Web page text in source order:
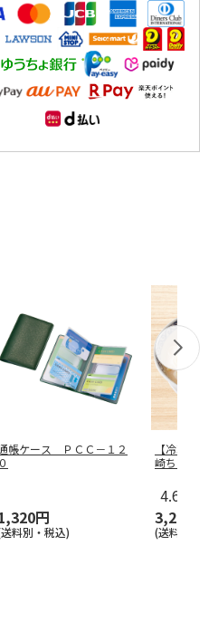
帳ケース ＰＣＣ－１２
０
円
料別・税込)
【冷凍】
崎ちゃんぽ
4.6
3,280円
(送料・税込)